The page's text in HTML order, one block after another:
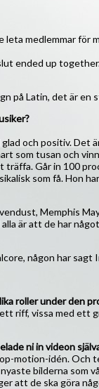
medlemmar för
ended up
på Latin, det är
och positiv. Det
som tusan och
Går in 100
som få. Hon
Memphis
är att de har
någon har
roller under den
riff, vissa med
ni in videon
motion-idén. Och
bilderna som
att de ska göra